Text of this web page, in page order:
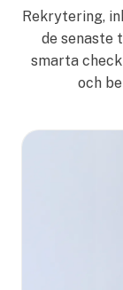
Rekrytering,
de senaste
smarta
och